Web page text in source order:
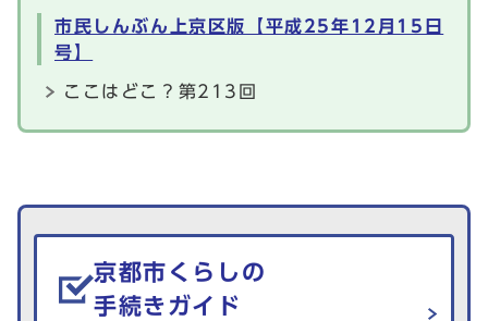
市民しんぶん上京区版【平成25年12月15日
号】
ここはどこ？第213回
生活情報を探す
京都市くらしの
手続きガイド